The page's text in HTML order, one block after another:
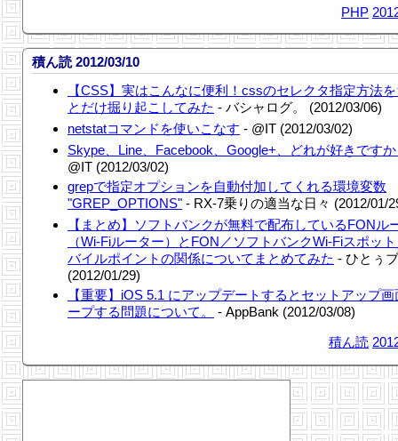
PHP
積ん読 2012/03/10
【CSS】実はこんなに便利！cssのセレクタ指定方法
とだけ掘り起こしてみた - バシャログ。 (2012/03/06)
netstatコマンドを使いこなす - @IT (2012/03/02)
Skype、Line、Facebook、Google+、どれが好きです
@IT (2012/03/02)
grepで指定オプションを自動付加してくれる環境変数
"GREP_OPTIONS" - RX-7乗りの適当な日々 (2012/01/
【まとめ】ソフトバンクが無料で配布しているFONル
（Wi-Fiルーター）とFON／ソフトバンクWi-Fiスポッ
バイルポイントの関係についてまとめてみた - ひとぅ
(2012/01/29)
【重要】iOS 5.1 にアップデートするとセットアップ
ープする問題について。
- AppBank (2012/03/08)
積ん読